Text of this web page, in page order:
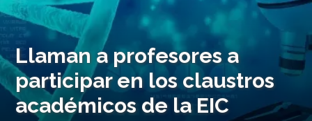
Llaman a profesores a
participar en los claustros
académicos de la EIC